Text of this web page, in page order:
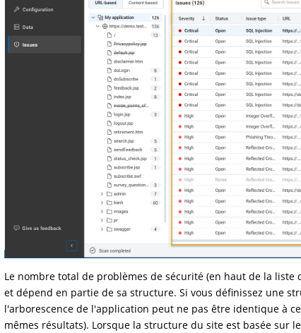
Le nombre total de problèmes de sécurité (en haut de la
et dépend en partie de sa structure. Si vous définissez une
l'arborescence de l'application peut ne pas être identique à
mêmes résultats). Lorsque la structure du site est basée sur